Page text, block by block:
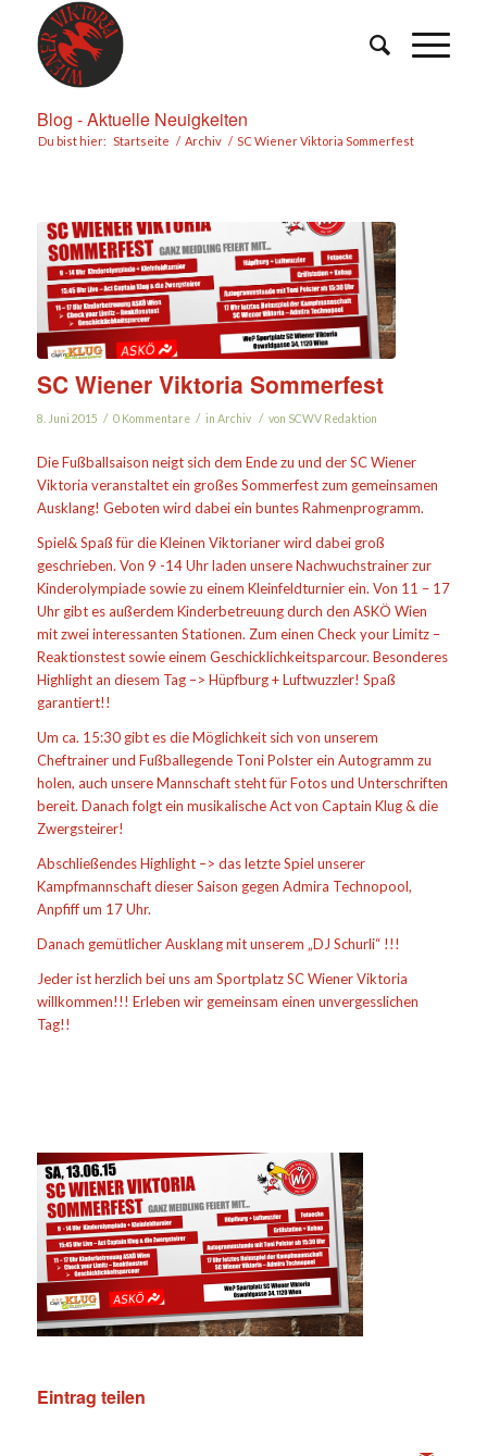
Blog - Aktuelle Neuigkeiten
Du bist hier: Startseite / Archiv / SC Wiener Viktoria Sommerfest
SC Wiener Viktoria Sommerfest
8. Juni 2015 / 0 Kommentare / in Archiv / von SCWV Redaktion
Die Fußballsaison neigt sich dem Ende zu und der SC Wiener
Viktoria veranstaltet ein großes Sommerfest zum gemeinsamen
Ausklang! Geboten wird dabei ein buntes Rahmenprogramm.
Spiel& Spaß für die Kleinen Viktorianer wird dabei groß
geschrieben. Von 9 -14 Uhr laden unsere Nachwuchstrainer zur
Kinderolympiade sowie zu einem Kleinfeldturnier ein. Von 11 – 17
Uhr gibt es außerdem Kinderbetreuung durch den ASKÖ Wien
mit zwei interessanten Stationen. Zum einen Check your Limitz –
Reaktionstest sowie einem Geschicklichkeitsparcour. Besonderes
Highlight an diesem Tag –> Hüpfburg + Luftwuzzler! Spaß
garantiert!!
Um ca. 15:30 gibt es die Möglichkeit sich von unserem
Cheftrainer und Fußballegende Toni Polster ein Autogramm zu
holen, auch unsere Mannschaft steht für Fotos und Unterschriften
bereit. Danach folgt ein musikalische Act von Captain Klug & die
Zwergsteirer!
Abschließendes Highlight –> das letzte Spiel unserer
Kampfmannschaft dieser Saison gegen Admira Technopool,
Anpfiff um 17 Uhr.
Danach gemütlicher Ausklang mit unserem „DJ Schurli“ !!!
Jeder ist herzlich bei uns am Sportplatz SC Wiener Viktoria
willkommen!!! Erleben wir gemeinsam einen unvergesslichen
Tag!!
Eintrag teilen